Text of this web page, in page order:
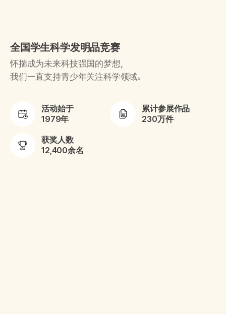
全国学生科学发明品竞赛
怀揣成为未来科技强国的梦想，
我们一直支持青少年关注科学领域。
活动始于
1979年
累计参展作品
230万件
获奖人数
12,400余名